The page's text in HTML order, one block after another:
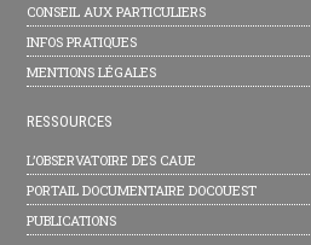
CONSEIL AUX PARTICULIERS
INFOS PRATIQUES
MENTIONS LÉGALES
RESSOURCES
L’OBSERVATOIRE DES CAUE
PORTAIL DOCUMENTAIRE DOCOUEST
PUBLICATIONS